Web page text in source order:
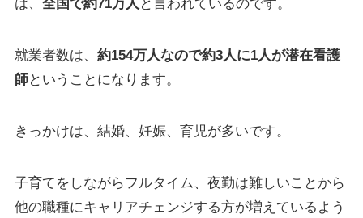
は、 全国で約71万人 と言われているのです。
就業者数は、 約154万人なので約3人に1人が潜在看護
師ということになります。
きっかけは、結婚、妊娠、育児が多いです。
子育てをしながらフルタイム、夜勤は難しいことから
他の職種にキャリアチェンジする方が増えているよう